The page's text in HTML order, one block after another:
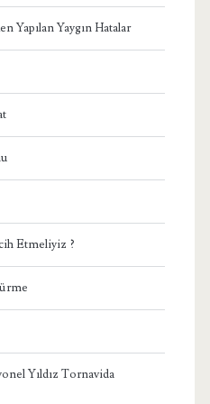
Yapılan Yaygın Hatalar
Etmeliyiz ?
Yıldız Tornavida